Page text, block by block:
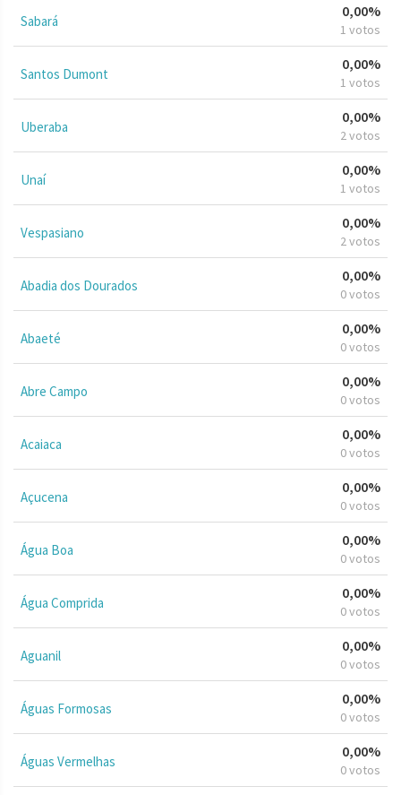
Sabará
0,00%
1 votos
Santos Dumont
0,00%
1 votos
Uberaba
0,00%
2 votos
Unaí
0,00%
1 votos
Vespasiano
0,00%
2 votos
Abadia dos Dourados
0,00%
0 votos
Abaeté
0,00%
0 votos
Abre Campo
0,00%
0 votos
Acaiaca
0,00%
0 votos
Açucena
0,00%
0 votos
Água Boa
0,00%
0 votos
Água Comprida
0,00%
0 votos
Aguanil
0,00%
0 votos
Águas Formosas
0,00%
0 votos
Águas Vermelhas
0,00%
0 votos